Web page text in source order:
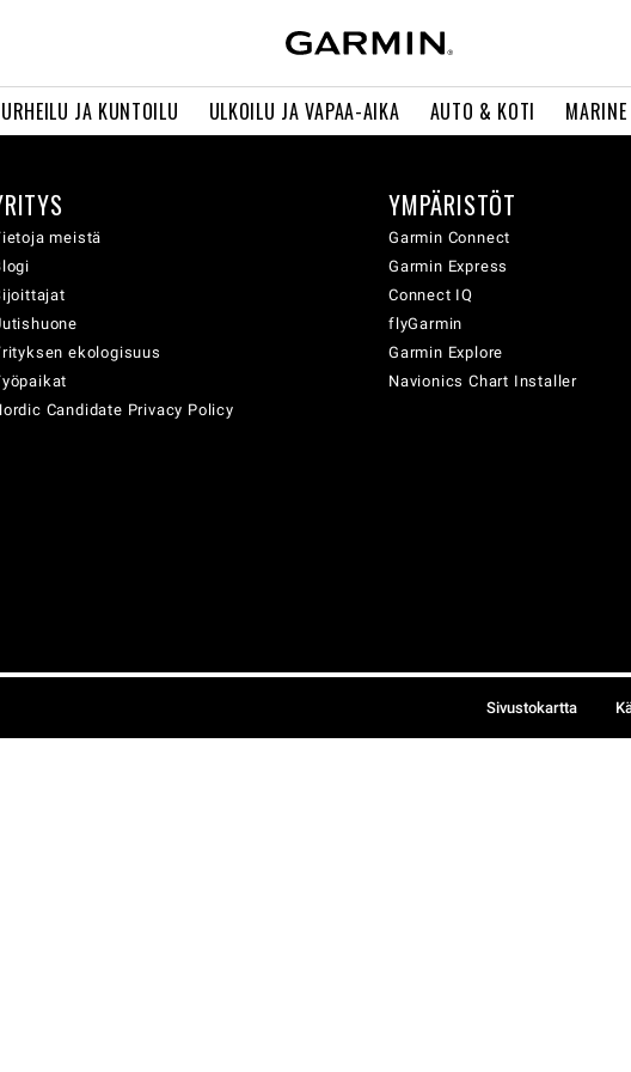
URHEILU JA KUNTOILU ULKOILU JA VAPAA-AIKA AUTO & KOTI MARINE
meistä
ekologisuus
Candidate Privacy Policy
YMPÄRISTÖT
Garmin Connect
Garmin Express
Connect IQ
flyGarmin
Garmin Explore
Navionics Chart Installer
Sivustokartta